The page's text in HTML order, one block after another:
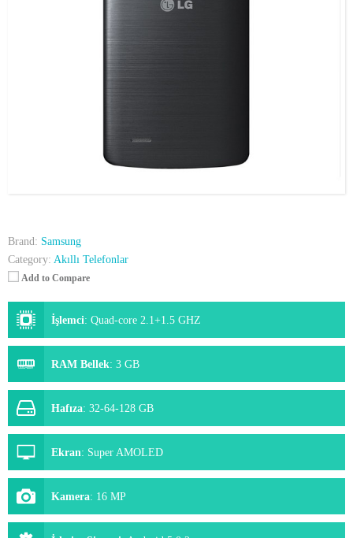
Brand: Samsung
Category: Akıllı Telefonlar
Add to Compare
İşlemci: Quad-core 2.1+1.5 GHZ
RAM Bellek: 3 GB
Hafıza: 32-64-128 GB
Ekran: Super AMOLED
Kamera: 16 MP